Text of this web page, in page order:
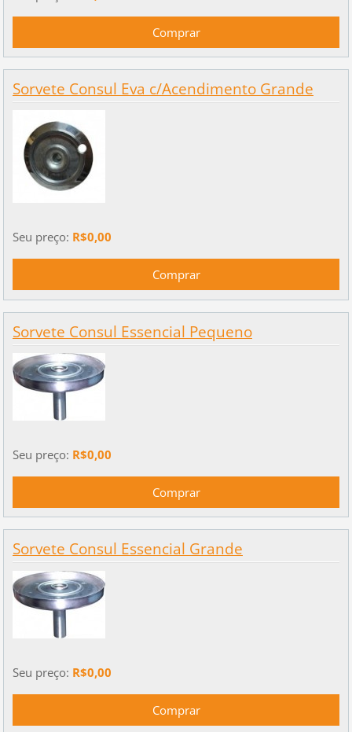
Sorvete Consul Eva c/Acendimento Grande
Seu preço: R$0,00
Sorvete Consul Essencial Pequeno
Seu preço: R$0,00
Sorvete Consul Essencial Grande
Seu preço: R$0,00